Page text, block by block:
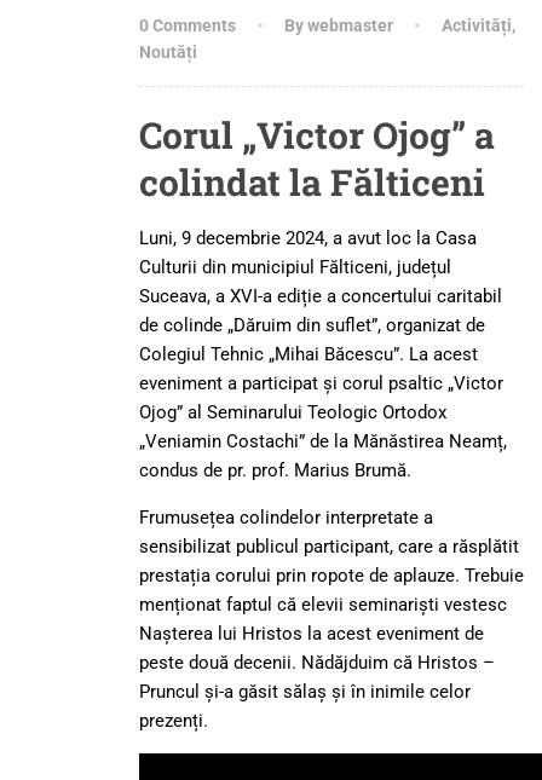
0 Comments By webmaster Activități,
Noutăți
Corul „Victor Ojog” a
colindat la Fălticeni
Luni, 9 decembrie 2024, a avut loc la Casa
Culturii din municipiul Fălticeni, județul
Suceava, a XVI-a ediție a concertului caritabil
de colinde „Dăruim din suflet”, organizat de
Colegiul Tehnic „Mihai Băcescu”. La acest
eveniment a participat și corul psaltic „Victor
Ojog” al Seminarului Teologic Ortodox
„Veniamin Costachi” de la Mănăstirea Neamț,
condus de pr. prof. Marius Brumă.
Frumusețea colindelor interpretate a
sensibilizat publicul participant, care a răsplătit
prestația corului prin ropote de aplauze. Trebuie
menționat faptul că elevii seminariști vestesc
Nașterea lui Hristos la acest eveniment de
peste două decenii. Nădăjduim că Hristos –
Pruncul și-a găsit sălaș și în inimile celor
prezenți.